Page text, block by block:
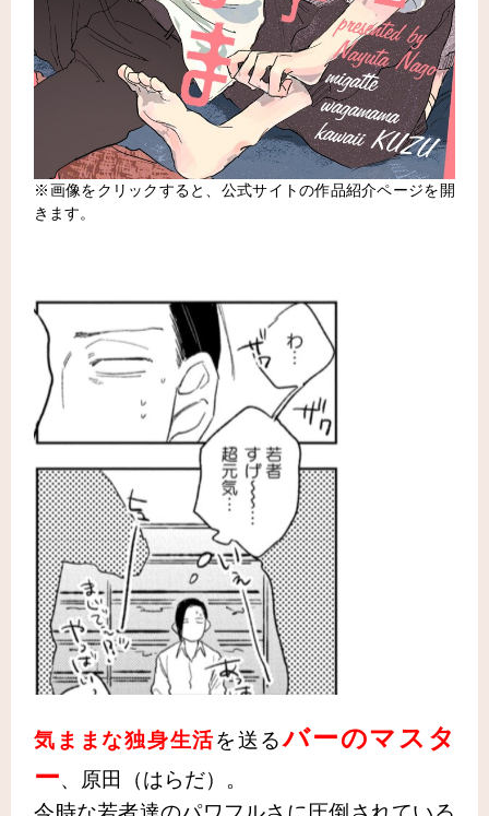
※画像をクリックすると、公式サイトの作品紹介ページを開
きます。
気ままな独身生活を送るバーのマスタ
ー、原田（はらだ）。